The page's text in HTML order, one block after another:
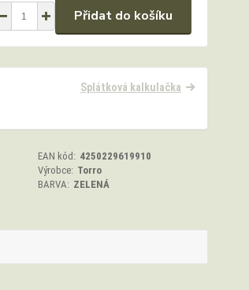
Přidat do košíku
Splátková kalkulačka
EAN kód: 4250229619910
Výrobce: Torro
BARVA: ZELENÁ